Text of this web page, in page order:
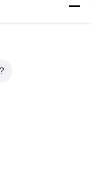
के लिए विद्युत अग्नि
केबल 1.5mm -